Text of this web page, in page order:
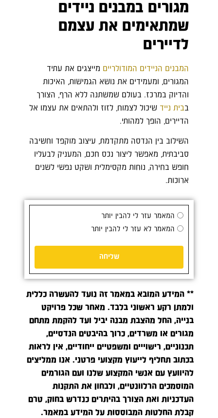
מגורים במבנים ניידים
שמתאימים את עצמם
לדיירים
המבנים הניידים המודולריים מייצגים את עתיד
המגורים, ומעמידים את נושא הגמישות, האיכות
והדיוק במרכז. בעולם שמשתנה ללא הרף, הצורך
בבית נייד שיכול לצמוח, לזוז ולהתאים את עצמו אל
הדיירים, הופך למהותי.
השילוב בין הנדסה מתקדמת, עיצוב מוקפד וחשיבה
סביבתית, מאפשר ליצור נכס חכם, המעניק לבעליו
חופש בחירה, נוחות מקסימלית ושקט נפשי לשנים
ארוכות.
המאמר עזר לי להבין יותר
המאמר לא עזר לי להבין יותר
שליחה
** המידע המובא במאמר זה נועד להעשרה כללית
ולמתן רקע ראשוני בלבד. מאחר שכל פרויקט
בנייה, החל מהצבת מבנה יביל ועד להקמת מתחם
מגורים או משרדים, כרוך בהיבטים הנדסיים,
תכנוניים, רישוייים ומשפטיים ייחודיים, אין לראות
בכתוב תחליף לייעוץ מקצועי פרטני. אנו ממליצים
להיוועץ עם אנשי המקצוע שלנו ועם הגורמים
המוסמכים הרלוונטיים, ולבחון את התקנות
העדכניות ואת הצורך בהיתרים כנדרש בחוק, טרם
קבלת החלטות המבוססות על המידע במאמר.